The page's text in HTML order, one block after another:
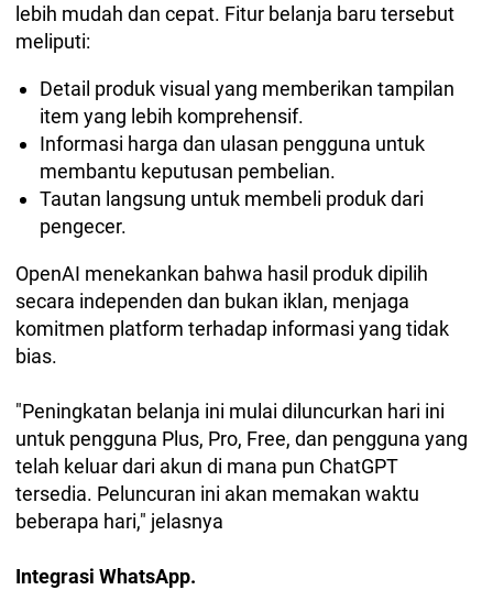
lebih mudah dan cepat. Fitur belanja baru tersebut
meliputi:
Detail produk visual yang memberikan tampilan
item yang lebih komprehensif.
Informasi harga dan ulasan pengguna untuk
membantu keputusan pembelian.
Tautan langsung untuk membeli produk dari
pengecer.
OpenAI menekankan bahwa hasil produk dipilih
secara independen dan bukan iklan, menjaga
komitmen platform terhadap informasi yang tidak
bias.
"Peningkatan belanja ini mulai diluncurkan hari ini
untuk pengguna Plus, Pro, Free, dan pengguna yang
telah keluar dari akun di mana pun ChatGPT
tersedia. Peluncuran ini akan memakan waktu
beberapa hari," jelasnya
Integrasi WhatsApp.